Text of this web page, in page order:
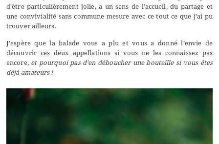
d’être particulièrement jolie, a un sens de l’accueil, du partage et
une convivialité sans commune mesure avec ce tout ce que j’ai pu
trouver ailleurs.
J’espère que la balade vous a plu et vous a donné l’envie de
découvrir ces deux appellations si vous ne les connaissez pas
encore, et pourquoi pas d’en déboucher une bouteille si vous êtes
déjà amateurs !